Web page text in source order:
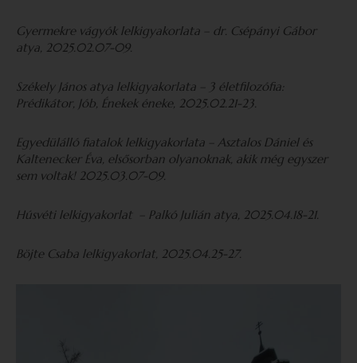
Gyermekre vágyók lelkigyakorlata – dr. Csépányi Gábor
atya, 2025.02.07-09.
Székely János atya lelkigyakorlata – 3 életfilozófia:
Prédikátor, Jób, Énekek éneke, 2025.02.21-23.
Egyedülálló fiatalok lelkigyakorlata – Asztalos Dániel és
Kaltenecker Éva, elsősorban olyanoknak, akik még egyszer
sem voltak! 2025.03.07-09.
Húsvéti lelkigyakorlat – Palkó Julián atya, 2025.04.18-21.
Böjte Csaba lelkigyakorlat, 2025.04.25-27.